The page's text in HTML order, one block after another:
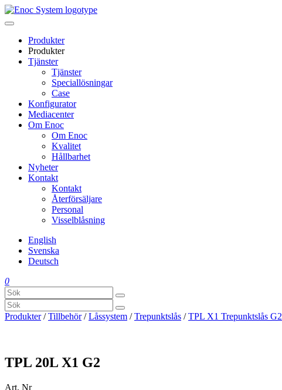
Skip
to
Produkter
Produkter
Tjänster
Tjänster
Speciallösningar
Case
Konfigurator
Mediacenter
Om Enoc
Om Enoc
Kvalitet
Hållbarhet
Nyheter
Kontakt
Kontakt
Återförsäljare
Personal
Visselblåsning
English
Svenska
Deutsch
0
Produkter/Tillbehör/Låssystem /Trepunktslås /TPL X1 Trepunktslås G2
TPL 20L X1 G2
Art. Nr